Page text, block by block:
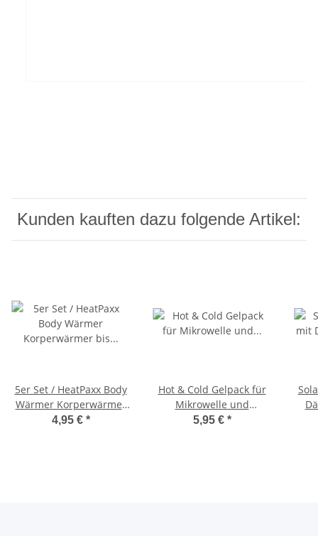
Kunden kauften dazu folgende Artikel:
5er Set / HeatPaxx Body
Wärmer Korperwärmer
bis zu 8 Std. Wärme
4,95 € *
Hot & Cold Gelpack für
Mikrowelle und
Kühlschrank
5,95 € *